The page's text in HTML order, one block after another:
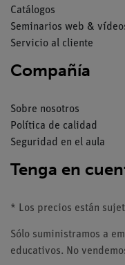
Catálogos
Seminarios web &
Servicio al cliente
Compañía
Sobre nosotros
Política de calidad
Seguridad en el aula
Tenga en
* Los precios están
Sólo suministramos a
educativos. No